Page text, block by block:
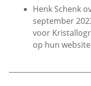
Henk Schenk
september
voor
op hun